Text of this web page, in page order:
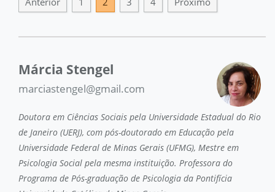
Márcia Stengel
marciastengel@gmail.com
Doutora em Ciências Sociais pela Universidade Estadual do Rio
de Janeiro (UERJ), com pós-doutorado em Educação pela
Universidade Federal de Minas Gerais (UFMG), Mestre em
Psicologia Social pela mesma instituição. Professora do
Programa de Pós-graduação de Psicologia da Pontifícia